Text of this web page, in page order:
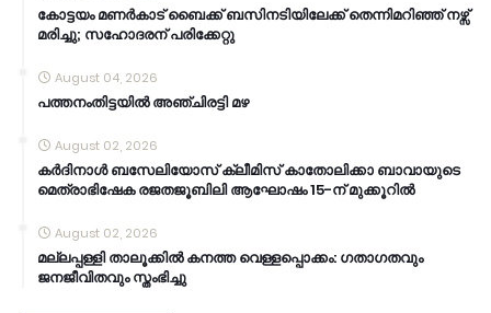
കോട്ടയം മണർകാട് ബൈക്ക് ബസിനടിയിലേക്ക് തെന്നിമറിഞ്ഞ് നഴ്സ്
മരിച്ചു; സഹോദരന് പരിക്കേറ്റു
August 04, 2026
പത്തനംതിട്ടയിൽ അഞ്ചിരട്ടി മഴ
August 02, 2026
കര്‍ദിനാള്‍ ബസേലിയോസ് ക്ലീമിസ് കാതോലിക്കാ ബാവായുടെ
മെത്രാഭിഷേക രജതജൂബിലി ആഘോഷം 15-ന് മുക്കൂറില്‍
August 02, 2026
മല്ലപ്പള്ളി താലൂക്കിൽ കനത്ത വെള്ളപ്പൊക്കം: ഗതാഗതവും
ജനജീവിതവും സ്തംഭിച്ചു